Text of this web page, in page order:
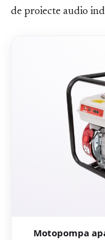
de proiecte audio
Motopompa